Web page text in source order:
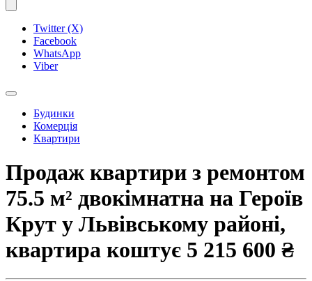
Twitter (X)
Facebook
WhatsApp
Viber
Будинки
Комерція
Квартири
Продаж квартири з ремонтом
75.5 м² двокімнатна на Героїв
Крут у Львівському районі,
квартира коштує 5 215 600 ₴